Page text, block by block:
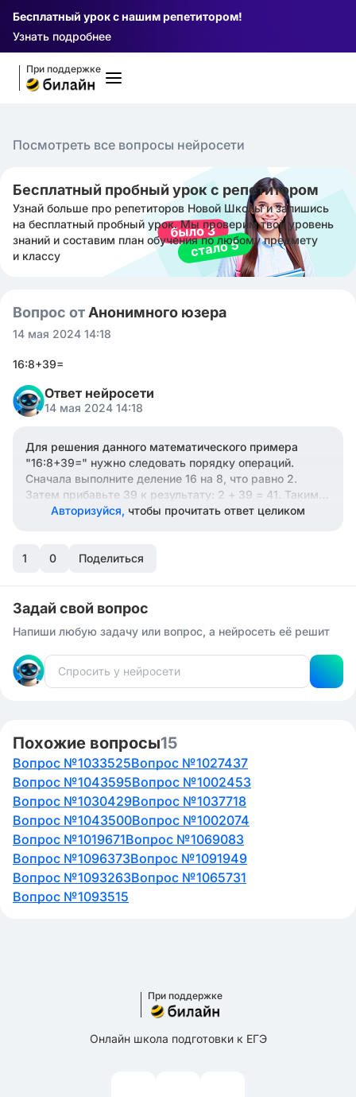
Бесплатный урок с нашим репетитором!
Узнать подробнее
При поддержке
Посмотреть все вопросы нейросети
Бесплатный пробный урок с репетитором
Узнай больше про репетиторов Новой Школы и запишись
на бесплатный пробный урок. Мы проверим твой уровень
знаний и составим план обучения по любому предмету
и классу
Вопрос от Анонимного юзера
14 мая 2024 14:18
16:8+39=
Ответ нейросети
14 мая 2024 14:18
Для решения данного математического примера
"16:8+39=" нужно следовать порядку операций.
Сначала выполните деление 16 на 8, что равно 2.
Затем прибавьте 39 к результату: 2 + 39 = 41. Таким
образом, ответ на этот пример равен 41.
Авторизуйся, чтобы прочитать ответ целиком
1 0 Поделиться
Задай свой вопрос
Напиши любую задачу или вопрос, а нейросеть её решит
Похожие вопросы15
Вопрос №1033525Вопрос №1027437
Вопрос №1043595Вопрос №1002453
Вопрос №1030429Вопрос №1037718
Вопрос №1043500Вопрос №1002074
Вопрос №1019671Вопрос №1069083
Вопрос №1096373Вопрос №1091949
Вопрос №1093263Вопрос №1065731
Вопрос №1093515
При поддержке
Онлайн школа подготовки к ЕГЭ